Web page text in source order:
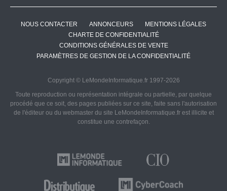
NOUS CONTACTER ANNONCEURS
MENTIONS LÉGALES
CHARTE DE CONFIDENTIALITÉ
CONDITIONS GÉNÉRALES DE VENTE
PARAMÈTRES DE GESTION DE LA CONFIDENTIALITÉ
Copyright © LeMondeInformatique.fr 1997-2026
Toute reproduction ou représentation intégrale ou partielle, par quelque
procédé que ce soit, des pages publiées sur ce site, faite sans l'autorisation
de l'éditeur ou du webmaster du site LeMondeInformatique.fr est illicite et
constitue une contrefaçon.